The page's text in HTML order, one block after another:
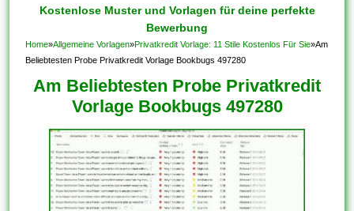
Kostenlose Muster und Vorlagen für deine perfekte
Bewerbung
Home»Allgemeine Vorlagen»Privatkredit Vorlage: 11 Stile Kostenlos Für Sie»Am
Beliebtesten Probe Privatkredit Vorlage Bookbugs 497280
Am Beliebtesten Probe Privatkredit
Vorlage Bookbugs 497280